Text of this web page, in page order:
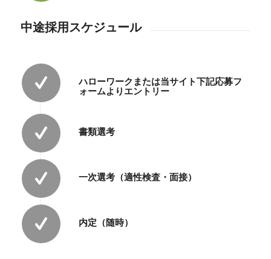
中途採用スケジュール
ハローワークまたは当サイト下記応募フ
ォームよりエントリー
書類選考
一次選考（適性検査・面接）
内定（随時）